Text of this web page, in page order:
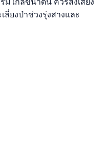
ยงป่าช่วงรุ่งสางและ